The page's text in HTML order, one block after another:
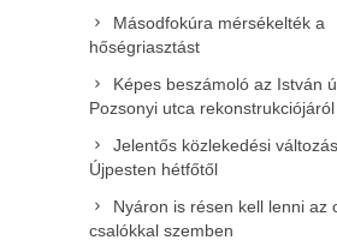
Másodfokúra mérsékelték a
hőségriasztást
Képes beszámoló az István
Pozsonyi utca rekonstrukciójáról
Jelentős közlekedési
Újpesten hétfőtől
Nyáron is résen kell lenni az
csalókkal szemben